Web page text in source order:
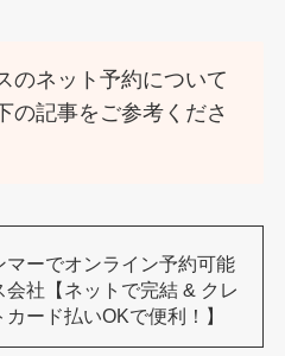
のネット予約について
の記事をご参考くださ
マーでオンライン予約可能
会社【ネットで完結 & クレ
カード払いOKで便利！】